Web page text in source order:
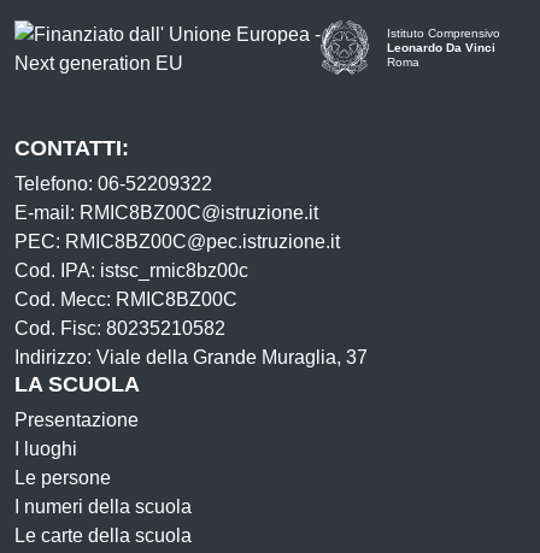
Istituto Comprensivo
Leonardo Da Vinci
Roma
CONTATTI:
Telefono: 06-52209322
E-mail: RMIC8BZ00C@istruzione.it
PEC: RMIC8BZ00C@pec.istruzione.it
Cod. IPA: istsc_rmic8bz00c
Cod. Mecc: RMIC8BZ00C
Cod. Fisc: 80235210582
Indirizzo: Viale della Grande Muraglia, 37
LA SCUOLA
Presentazione
I luoghi
Le persone
I numeri della scuola
Le carte della scuola